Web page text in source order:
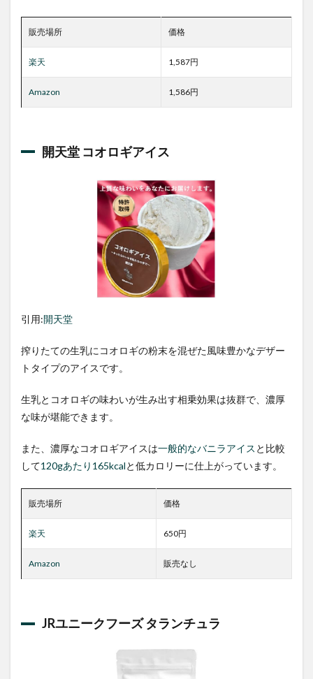
販売場所 価格
楽天 1,587円
Amazon 1,586円
開天堂 コオロギアイス
引用:開天堂
搾りたての生乳にコオロギの粉末を混ぜた風味豊かなデザー
トタイプのアイスです。
生乳とコオロギの味わいが生み出す相乗効果は抜群で、濃厚
な味が堪能できます。
また、濃厚なコオロギアイスは一般的なバニラアイス と比較
して120gあたり165kcalと低カロリーに仕上がっています。
販売場所 価格
楽天 650円
Amazon 販売なし
JRユニークフーズ タランチュラ